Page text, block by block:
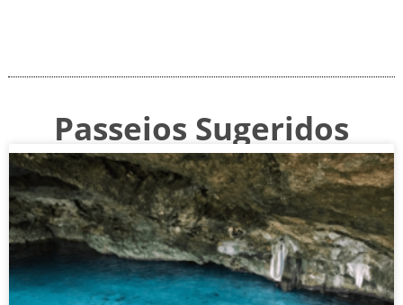
Passeios Sugeridos